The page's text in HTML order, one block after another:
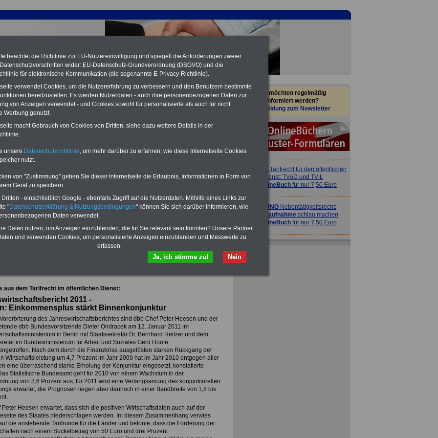
2011 - Heesen: Einkommensplus stärkt
für den öffentlichen Dienst
-
Kapitalanlagen-
- zuerst
dann unterschreiben-Online-
Gesetzliche Krankenkassen-
Zahnzusatzversicherung-
Netto:>>>hier können Sie es
dem Öffentlichen Dienst
herunterladen: Beamtenrecht, Besoldung,
Beamtenversorgung, Beihilfe) sowie
eBooks herunterladen, ausdrucken und
lesen>>>mehr Informationen
aus dem Tarifrecht im öffentlichen Dienst:
2011 -
Einkommensplus stärkt Binnenkonjunktur
des Jahreswirtschaftsberichtes sind dbb Chef Peter Heesen und der
dbb Bundesvorsitzende Dieter Ondracek am 12. Januar 2011 im
in Berlin mit Staatssekretär Dr. Bernhard Heitzer und dem
im Bundesministerium für Arbeit und Soziales Gerd Hoofe
Nach dem durch die Finanzkrise ausgelösten starken Rückgang der
Wirtschaftsleistung um 4,7 Prozent im Jahr 2009 hat im Jahr 2010 entgegen aller
eine überraschend starke Erholung der Konjunktur eingesetzt, konstatierte
Statistische Bundesamt geht für 2010 von einem Wachstum in der
von 3,6 Prozent aus, für 2011 wird eine Verlangsamung des konjunkturellen
erwartet, die Prognosen liegen aber dennoch in einer Bandbreite von 1,8 bis
Peter Heesen erwartet, dass sich die positiven Wirtschaftsdaten auch auf der
des Staates niederschlagen werden. Im diesem Zusammenhang verwies
die anstehende Tarifrunde für die Länder und betonte, dass die Forderung der
nach einem Sockelbetrag von 50 Euro und drei Prozent
Sie möchten regelmäßig
informiert werden?
Anmeldung zum Newsletter
Tarifrecht für den öffentlichen
Dienst: TVöD und TV-L
OnlineBuch für nur 7,50 Euro
ACHTUNG Nebentätigkeitsrecht:
vor Jobaufnahmeschlau machen
OnlineBuch für nur 7,50 Euro
beachtet die Richtlinie zur EU-Nutzereinwilligung und spiegelt die Anforderungen zweier
wider: EU-Datenschutz-Grundverordnung (DSGVO) und die
für elektronische Kommunikation (die sogenannte E-Privacy-Richtlinie).
verwendet Cookies, um die Nutzererfahrung zu verbessern und den Benutzern bestimmte
bereitzustellen. Es werden Nutzerdaten - auch ihre personenbezogenen Daten zur
von Anzeigen verwendet - und Cookies sowohl für personalisierte als auch für nicht
Werbung genutzt.
macht Gebrauch von Cookies von Dritten, siehe dazu weitere Details in der
unsere Datenschutzrichtlinie , um mehr darüber zu erfahren, wie diese Internetseite Cookies
nutzt.
von "Zustimmung" geben Sie dieser Internetseite die Erlaubnis, Informationen in Form von
Gerät zu speichern.
- einschließlich Google - ebenfalls Zugriff auf die Nutzerdaten. Mithilfe eines Links zur
"Datenschutzerklärung & Nutzungsbedingungen" können Sie sich darüber informieren, wie
Daten verwendet.
Daten nutzen, um Anzeigen einzublenden, die für Sie relevant sein könnten? Unsere Partner
und verwenden Cookies, um personalisierte Anzeigen einzublenden und Messwerte zu
erfassen.
Nein
Ja, ich stimme zu!